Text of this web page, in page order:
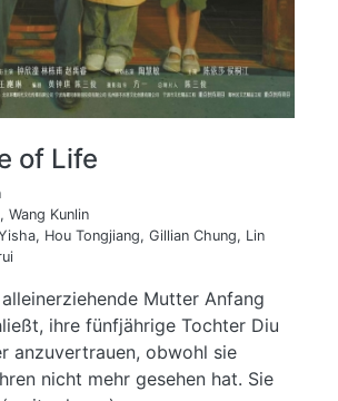
of Life
Wang Kunlin
Hou Tongjiang, Gillian Chung, Lin
Mutter Anfang
ihre fünfjährige Tochter Diu
anzuvertrauen, obwohl sie
nicht mehr gesehen hat. Sie